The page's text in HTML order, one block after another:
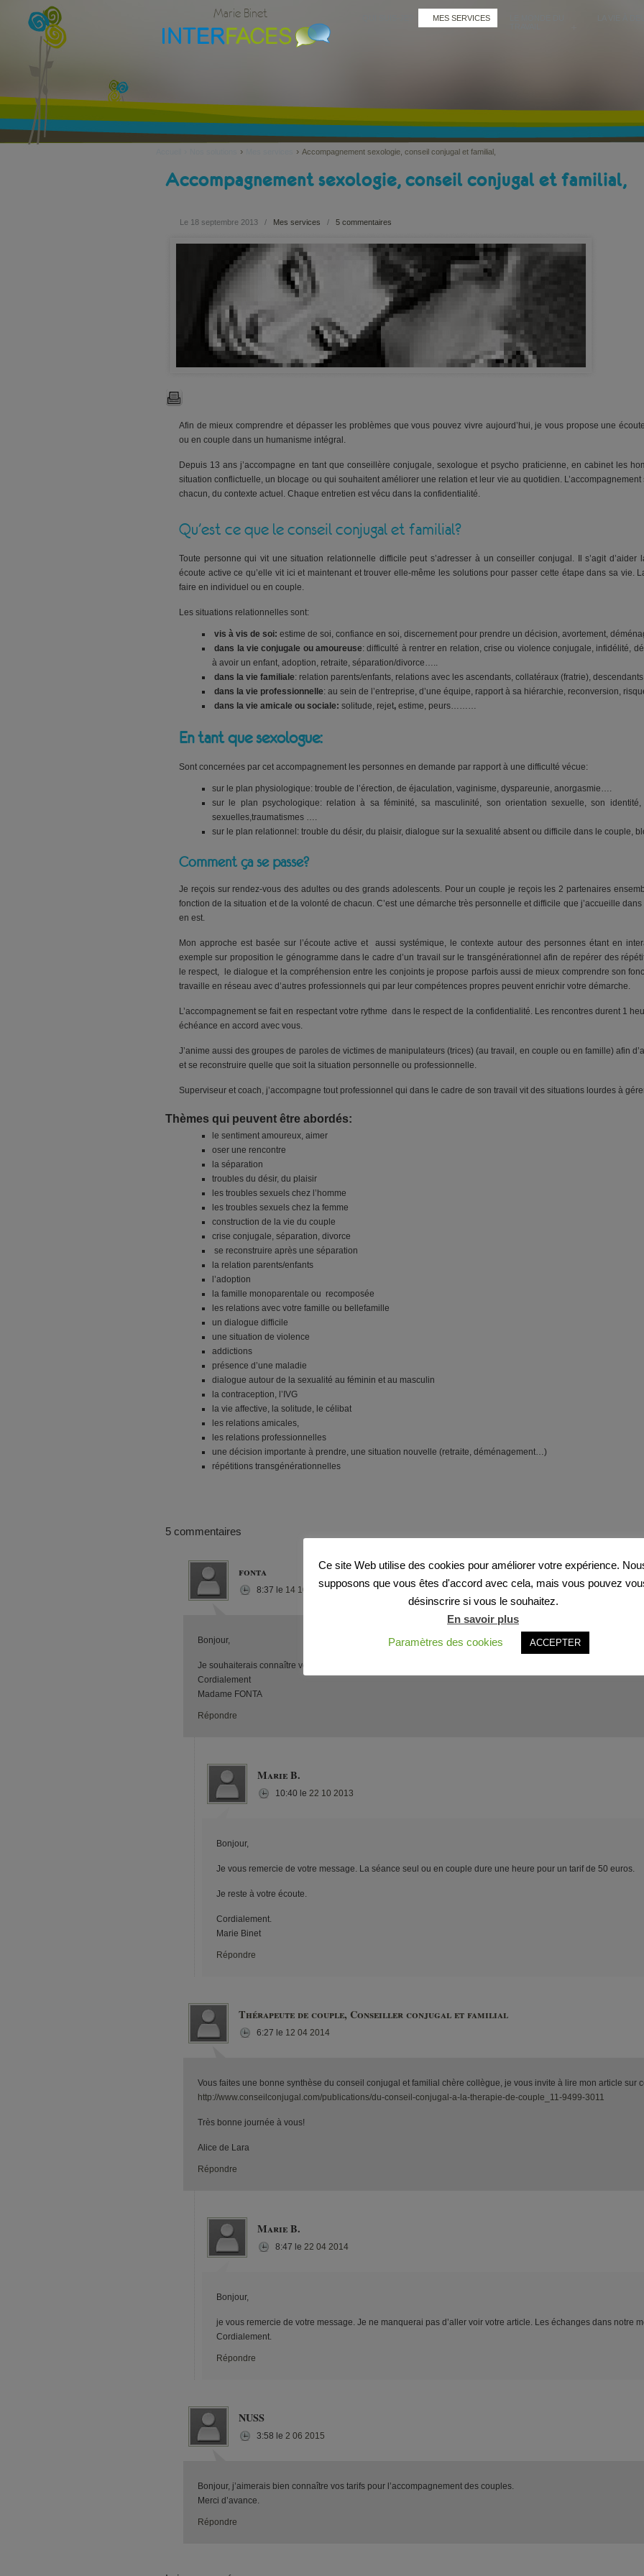
Marie Binet MES SERVICES
› › Accompagnement sexologie, conseil conjugal et familial,
Accompagnement sexologie, conseil conjugal et familial,
Le 18 septembre 2013 / Mes services / 5 commentaires
Afin de mieux comprendre et dépasser les problèmes que vous pouvez vivre aujourd’hui, je vous propose une
ou en couple dans un humanisme intégral.
Depuis 13 ans j’accompagne en tant que conseillère conjugale, sexologue et psycho praticienne, en cabinet les
situation conflictuelle, un blocage ou qui souhaitent améliorer une relation et leur vie au quotidien.
chacun, du contexte actuel. Chaque entretien est vécu dans la confidentialité.
Qu’est ce que le conseil conjugal et familial?
Toute personne qui vit une situation relationnelle difficile peut s’adresser à un conseiller conjugal. Il s’agit
écoute active ce qu’elle vit ici et maintenant et trouver elle-même les solutions pour passer cette étape dans sa vie.
faire en individuel ou en couple.
Les situations relationnelles sont:
vis à vis de soi: estime de soi, confiance en soi, discernement pour prendre un décision, avortement,
dans la vie conjugale ou amoureuse: difficulté à rentrer en relation, crise ou violence conjugale, infidélité,
à avoir un enfant, adoption, retraite, séparation/divorce…..
dans la vie familiale: relation parents/enfants, relations avec les ascendants, collatéraux (fratrie),
dans la vie professionnelle: au sein de l’entreprise, d’une équipe, rapport à sa hiérarchie, reconversion,
dans la vie amicale ou sociale: solitude, rejet, estime, peurs………
En tant que sexologue:
Sont concernées par cet accompagnement les personnes en demande par rapport à une difficulté vécue:
sur le plan physiologique: trouble de l’érection, de éjaculation, vaginisme, dyspareunie, anorgasmie….
sur le plan psychologique: relation à sa féminité, sa masculinité, son orientation sexuelle, son
sexuelles,traumatismes ….
sur le plan relationnel: trouble du désir, du plaisir, dialogue sur la sexualité absent ou difficile dans le couple,
Comment ça se passe?
Je reçois sur rendez-vous des adultes ou des grands adolescents. Pour un couple je reçois les 2 partenaires
fonction de la situation et de la volonté de chacun. C’est une démarche très personnelle et difficile que j’accueille
en est.
Mon approche est basée sur l’écoute active et aussi systémique, le contexte autour des personnes étant en
exemple sur proposition le génogramme dans le cadre d’un travail sur le transgénérationnel afin de repérer des
le respect, le dialogue et la compréhension entre les conjoints je propose parfois aussi de mieux comprendre son
travaille en réseau avec d’autres professionnels qui par leur compétences propres peuvent enrichir votre démarche.
L’accompagnement se fait en respectant votre rythme dans le respect de la confidentialité. Les rencontres durent 1
échéance en accord avec vous.
J’anime aussi des groupes de paroles de victimes de manipulateurs (trices) (au travail, en couple ou en famille) afin
et se reconstruire quelle que soit la situation personnelle ou professionnelle.
Superviseur et coach, j’accompagne tout professionnel qui dans le cadre de son travail vit des situations lourdes à
Thèmes qui peuvent être abordés:
le sentiment amoureux, aimer
oser une rencontre
la séparation
troubles du désir, du plaisir
les troubles sexuels chez l’homme
les troubles sexuels chez la femme
construction de la vie du couple
crise conjugale, séparation, divorce
se reconstruire après une séparation
la relation parents/enfants
l’adoption
la famille monoparentale ou recomposée
les relations avec votre famille ou bellefamille
un dialogue difficile
une situation de violence
addictions
présence d’une maladie
dialogue autour de la sexualité au féminin et au masculin
la contraception, l’IVG
la vie affective, la solitude, le célibat
les relations amicales,
les relations professionnelles
une décision importante à prendre, une situation nouvelle (retraite, déménagement…)
répétitions transgénérationnelles
5 commentaires
fonta
8:37 le 14 10 2013
Bonjour,
Je souhaiterais connaître vos tarifs pour une heure de consultation.
Cordialement
Madame FONTA
Répondre
Marie B.
10:40 le 22 10 2013
Bonjour,
Je vous remercie de votre message. La séance seul ou en couple dure une heure pour un tarif de 50 euros.
Je reste à votre écoute.
Cordialement.
Marie Binet
Répondre
Thérapeute de couple, Conseiller conjugal et familial
6:27 le 12 04 2014
Vous faites une bonne synthèse du conseil conjugal et familial chère collègue, je vous invite à lire mon article sur
http://www.conseilconjugal.com/publications/du-conseil-conjugal-a-la-therapie-de-couple_11-9499-3011
Très bonne journée à vous!
Alice de Lara
Répondre
Marie B.
8:47 le 22 04 2014
Bonjour,
je vous remercie de votre message. Je ne manquerai pas d’aller voir votre article. Les échanges dans notre
Cordialement.
Répondre
NUSS
3:58 le 2 06 2015
Bonjour, j’aimerais bien connaître vos tarifs pour l’accompagnement des couples.
Merci d’avance.
Répondre
Ce site Web utilise des cookies pour améliorer votre expérience.
supposons que vous êtes d'accord avec cela, mais vous pouvez
désinscrire si vous le souhaitez.
En savoir plus
Paramètres des cookies
ACCEPTER